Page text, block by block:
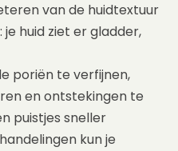
van de huidtextuur
huid ziet er gladder,
poriën te verfijnen,
en ontstekingen te
puistjes sneller
kun je